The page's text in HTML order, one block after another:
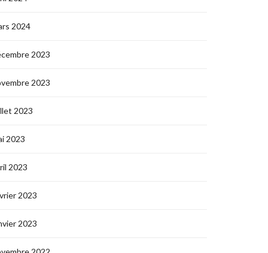
2024
2023
2023
2023
2023
2023
2023
2023